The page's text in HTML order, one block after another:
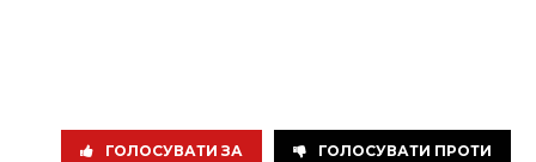
ГОЛОСУВАТИ ЗА ГОЛОСУВАТИ ПРОТИ